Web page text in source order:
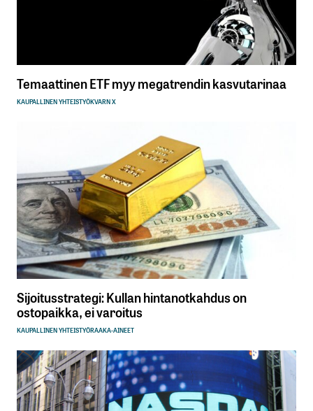
Temaattinen ETF myy megatrendin kasvutarinaa
KAUPALLINEN YHTEISTYÖKVARN X
Sijoitusstrategi: Kullan hintanotkahdus on
ostopaikka, ei varoitus
KAUPALLINEN YHTEISTYÖRAAKA-AINEET